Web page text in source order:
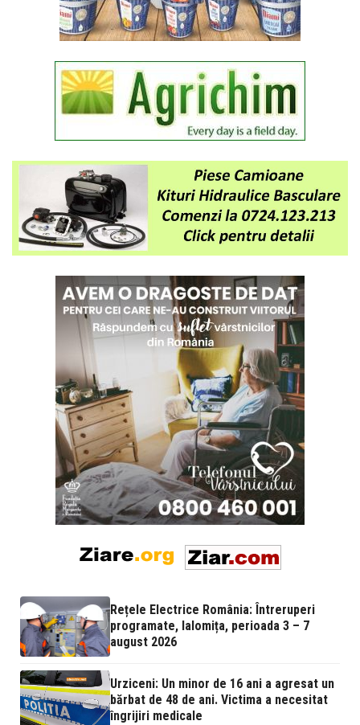
Rețele Electrice România: Întreruperi
programate, Ialomița, perioada 3 – 7
august 2026
Urziceni: Un minor de 16 ani a agresat un
bărbat de 48 de ani. Victima a necesitat
îngrijiri medicale